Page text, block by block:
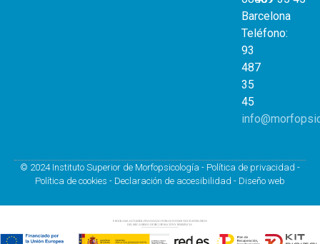
Barcelona
Teléfono:
93
487
35
45
© 2024 Instituto Superior de Morfopsicología - Política de privacidad -
Política de cookies - Declaración de accesibilidad - Diseño web